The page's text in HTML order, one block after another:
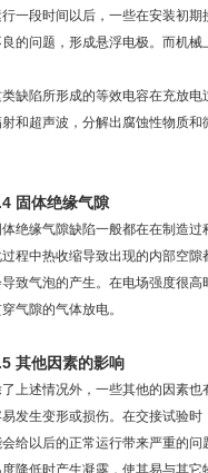
一段时间以后，一些在安装初
的问题，形成悬浮电极。而机械
缺陷所形成的等效电容在充放电
和超声波，分解出腐蚀性物质和
固体绝缘气隙
绝缘气隙缺陷一般都在在制造
程中热收缩导致出现的内部空
致气泡的产生。在电场强度很
气隙的气体放电。
其他因素的影响
上述情况外，一些其他的因素
发生变形或损伤。在交接试验
给以后的正常运行带来严重的
降低时产生凝露，使其易与其